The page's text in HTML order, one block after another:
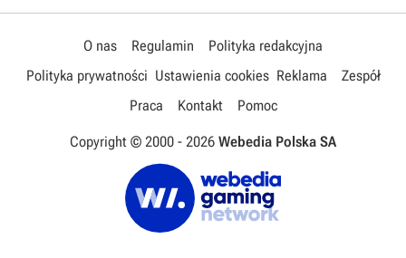
O nas Regulamin
Polityka redakcyjna
Polityka prywatności Ustawienia cookies Reklama
Zespół
Praca
Kontakt Pomoc
Copyright © 2000 - 2026 Webedia Polska SA